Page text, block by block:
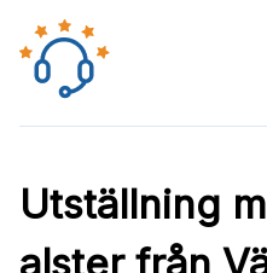
Utställning
alster från